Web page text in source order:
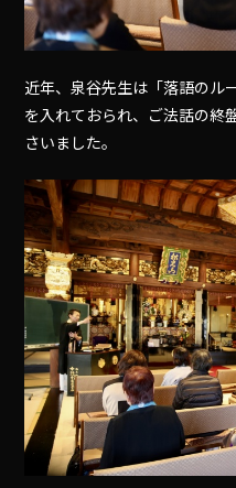
近年、泉谷先生は「落語のル
を入れておられ、ご法話の終
さいました。